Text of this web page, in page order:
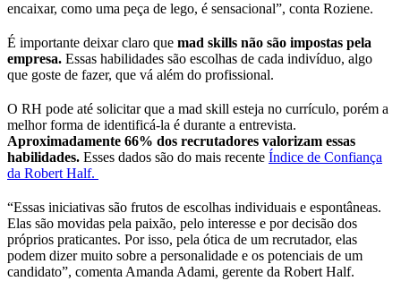
encaixar, como uma peça de lego, é sensacional”, conta Roziene.
É importante deixar claro que mad skills não são impostas pela
empresa. Essas habilidades são escolhas de cada indivíduo, algo
que goste de fazer, que vá além do profissional.
O RH pode até solicitar que a mad skill esteja no currículo, porém a
melhor forma de identificá-la é durante a entrevista.
Aproximadamente 66% dos recrutadores valorizam essas
habilidades. Esses dados são do mais recente Índice de Confiança
da Robert Half.
“Essas iniciativas são frutos de escolhas individuais e espontâneas.
Elas são movidas pela paixão, pelo interesse e por decisão dos
próprios praticantes. Por isso, pela ótica de um recrutador, elas
podem dizer muito sobre a personalidade e os potenciais de um
candidato”, comenta Amanda Adami, gerente da Robert Half.